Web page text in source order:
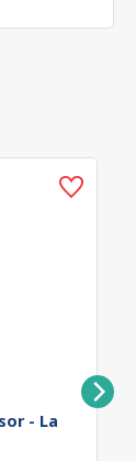
- La